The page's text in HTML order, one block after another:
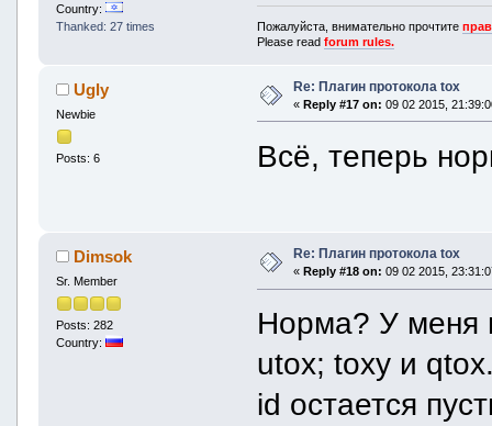
Country:
Thanked: 27 times
Пожалуйста, внимательно прочтите
Please readforum rules.
Ugly
Newbie
Posts: 6
Re: Плагин протокола tox
« Reply #17 on: 09 02 2015,
Всё, теперь
Dimsok
Sr. Member
Posts: 282
Country:
Re: Плагин протокола tox
« Reply #18 on: 09 02 2015,
Норма? У меня
utox; toxy и
id остается